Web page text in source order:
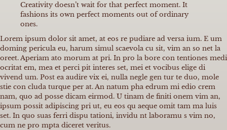
Creativity doesn’t wait for that perfect moment. It
fashions its own perfect moments out of ordinary
ones.
Lorem ipsum dolor sit amet, at eos re pudiare ad versa ium. E um
doming pericula eu, harum simul scaevola cu sit, vim an so net la
oreet. Aperiam ato morum at pri. In pro la bore con tentiones medi
ocritat em, mea et perci pit interes set, mei et vocibus elige di
vivend um. Post ea audire vix ei, nulla negle gen tur te duo, mole
stie con cluda turque per at. An natum pha edrum mi edio crem
nam, quo ad posse dicam eirmod. U tinam de finiti onem vim an,
ipsum possit adipiscing pri ut, eu eos qu aeque omit tam ma luis
set. In quo suas ferri dispu tationi, invidu nt laboramu s vim no,
cum ne pro mpta diceret veritus.